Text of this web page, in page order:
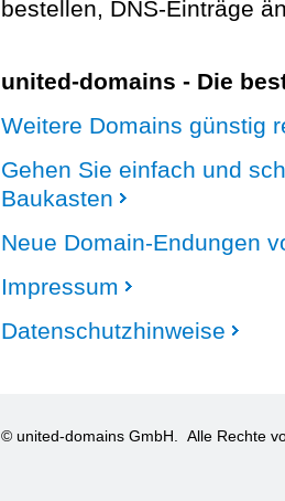
bestellen, DNS-Einträge
united-domains - Die
Weitere Domains günstig
Gehen Sie einfach und
Baukasten
Neue Domain-Endungen
Impressum
Datenschutzhinweise
© united-domains GmbH. Alle Rechte